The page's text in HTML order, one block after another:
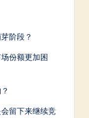
阶段？
份额更加困
留下来继续竞